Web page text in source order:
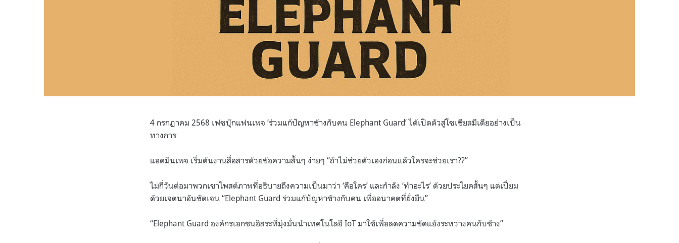
4 กรกฎาคม 2568 เฟซบุ๊กแฟนเพจ ‘ร่วมแก้ปัญหาช้างกับคน Elephant Guard’ ได้เปิดตัวสู่โซเชียลมีเดียอย่างเป็น
ทางการ
แอดมินเพจ เริ่มต้นงานสื่อสารด้วยข้อความสั้นๆ ง่ายๆ “ถ้าไม่ช่วยตัวเองก่อนแล้วใครจะช่วยเรา??”
ไม่กี่วันต่อมาพวกเขาโพสต์ภาพที่อธิบายถึงความเป็นมาว่า ‘คือใคร’ และกำลัง ‘ทำอะไร’ ด้วยประโยคสั้นๆ แต่เปี่ยม
ด้วยเจตนาอันชัดเจน “Elephant Guard ร่วมแก้ปัญหาช้างกับคน เพื่ออนาคตที่ยั่งยืน”
“Elephant Guard องค์กรเอกชนอิสระที่มุ่งมั่นนำเทคโนโลยี IoT มาใช้เพื่อลดความขัดแย้งระหว่างคนกับช้าง”